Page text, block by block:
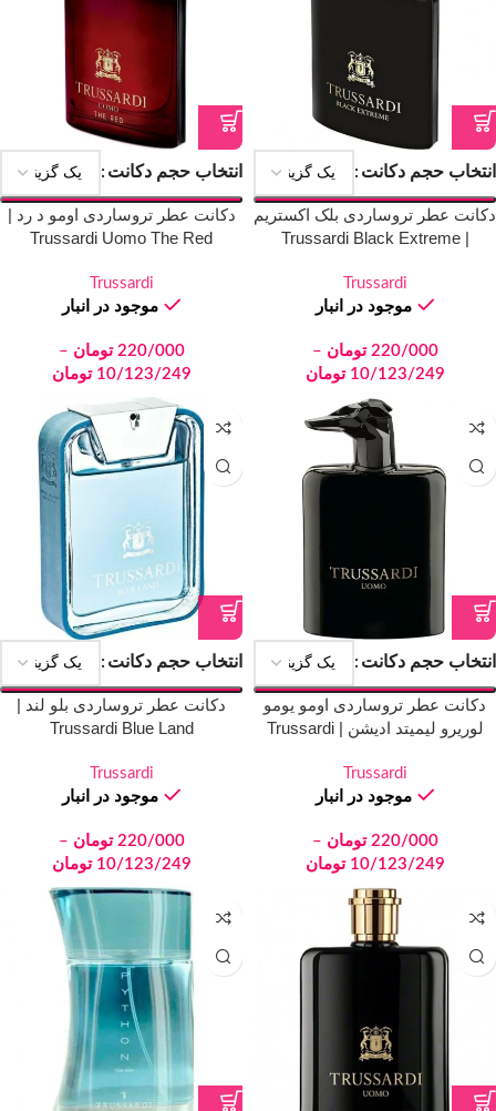
انتخاب حجم دکانت
دکانت عطر تروساردی بلک اکستریم
| Trussardi Black Extreme
Trussardi
موجود در انبار
220/000 تومان –
10/123/249 تومان
انتخاب حجم دکانت
دکانت عطر تروساردی اومو د رد |
Trussardi Uomo The Red
Trussardi
موجود در انبار
220/000 تومان –
10/123/249 تومان
انتخاب حجم دکانت
دکانت عطر تروساردی اومو یومو
لوریرو لیمیتد ادیشن | Trussardi
Trussardi
موجود در انبار
220/000 تومان –
10/123/249 تومان
انتخاب حجم دکانت
دکانت عطر تروساردی بلو لند |
Trussardi Blue Land
Trussardi
موجود در انبار
220/000 تومان –
10/123/249 تومان